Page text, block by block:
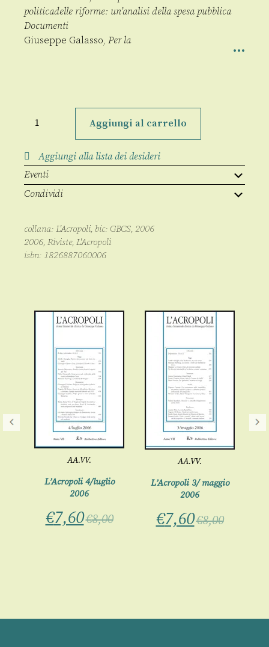
politicadelle riforme: un’analisi della spesa pubblica
Documenti
Giuseppe Galasso, Per la
quantità
Aggiungi al carrello
Aggiungi alla lista dei desideri
Eventi
Condividi
collana: L'Acropoli, bic: GBCS, 2006
2006, Riviste, L'Acropoli
isbn: 1826887060006
AA.VV.
L’Acropoli 4/luglio
2006
€7,60€8,00
AA.VV.
L’Acropoli 3/ maggio
2006
€7,60€8,00